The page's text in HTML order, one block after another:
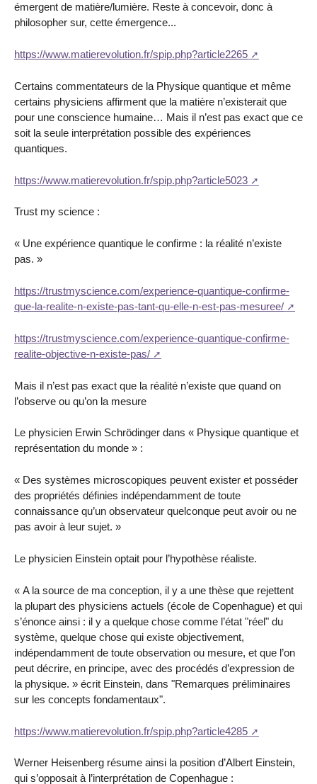
émergent de matière/lumière. Reste à concevoir, donc à
philosopher sur, cette émergence...
https://www.matierevolution.fr/spip.php?article2265
Certains commentateurs de la Physique quantique et même
certains physiciens affirment que la matière n’existerait que
pour une conscience humaine… Mais il n’est pas exact que ce
soit la seule interprétation possible des expériences
quantiques.
https://www.matierevolution.fr/spip.php?article5023
Trust my science :
« Une expérience quantique le confirme : la réalité n’existe
pas. »
https://trustmyscience.com/experience-quantique-confirme-
que-la-realite-n-existe-pas-tant-qu-elle-n-est-pas-mesuree/
https://trustmyscience.com/experience-quantique-confirme-
realite-objective-n-existe-pas/
Mais il n’est pas exact que la réalité n’existe que quand on
l’observe ou qu’on la mesure
Le physicien Erwin Schrödinger dans « Physique quantique et
représentation du monde » :
« Des systèmes microscopiques peuvent exister et posséder
des propriétés définies indépendamment de toute
connaissance qu’un observateur quelconque peut avoir ou ne
pas avoir à leur sujet. »
Le physicien Einstein optait pour l’hypothèse réaliste.
« A la source de ma conception, il y a une thèse que rejettent
la plupart des physiciens actuels (école de Copenhague) et qui
s’énonce ainsi : il y a quelque chose comme l’état "réel" du
système, quelque chose qui existe objectivement,
indépendamment de toute observation ou mesure, et que l’on
peut décrire, en principe, avec des procédés d’expression de
la physique. » écrit Einstein, dans "Remarques préliminaires
sur les concepts fondamentaux".
https://www.matierevolution.fr/spip.php?article4285
Werner Heisenberg résume ainsi la position d’Albert Einstein,
qui s’opposait à l’interprétation de Copenhague :